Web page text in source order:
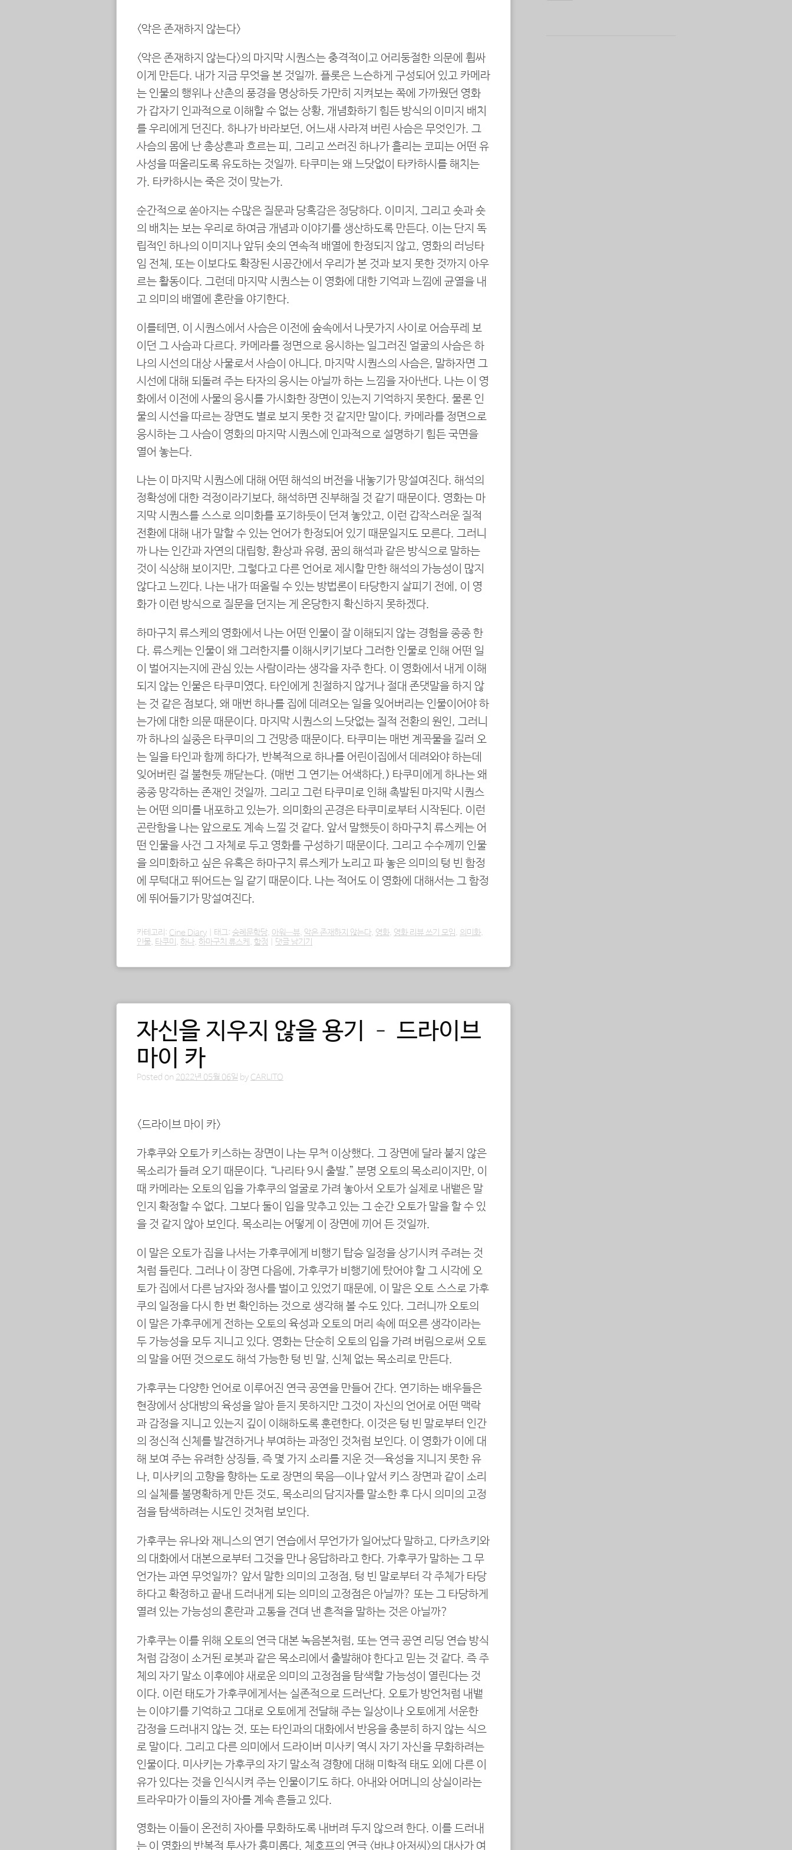
<악은 존재하지 않는다>
<악은 존재하지 않는다>의 마지막 시퀀스는 충격적이고 어리둥절한 의문에 휩싸
이게 만든다. 내가 지금 무엇을 본 것일까. 플롯은 느슨하게 구성되어 있고 카메라
는 인물의 행위나 산촌의 풍경을 명상하듯 가만히 지켜보는 쪽에 가까웠던 영화
가 갑자기 인과적으로 이해할 수 없는 상황, 개념화하기 힘든 방식의 이미지 배치
를 우리에게 던진다. 하나가 바라보던, 어느새 사라져 버린 사슴은 무엇인가. 그
사슴의 몸에 난 총상흔과 흐르는 피, 그리고 쓰러진 하나가 흘리는 코피는 어떤 유
사성을 떠올리도록 유도하는 것일까. 타쿠미는 왜 느닷없이 타카하시를 해치는
가. 타카하시는 죽은 것이 맞는가.
순간적으로 쏟아지는 수많은 질문과 당혹감은 정당하다. 이미지, 그리고 숏과 숏
의 배치는 보는 우리로 하여금 개념과 이야기를 생산하도록 만든다. 이는 단지 독
립적인 하나의 이미지나 앞뒤 숏의 연속적 배열에 한정되지 않고, 영화의 러닝타
임 전체, 또는 이보다도 확장된 시공간에서 우리가 본 것과 보지 못한 것까지 아우
르는 활동이다. 그런데 마지막 시퀀스는 이 영화에 대한 기억과 느낌에 균열을 내
고 의미의 배열에 혼란을 야기한다.
이를테면, 이 시퀀스에서 사슴은 이전에 숲속에서 나뭇가지 사이로 어슴푸레 보
이던 그 사슴과 다르다. 카메라를 정면으로 응시하는 일그러진 얼굴의 사슴은 하
나의 시선의 대상 사물로서 사슴이 아니다. 마지막 시퀀스의 사슴은, 말하자면 그
시선에 대해 되돌려 주는 타자의 응시는 아닐까 하는 느낌을 자아낸다. 나는 이 영
화에서 이전에 사물의 응시를 가시화한 장면이 있는지 기억하지 못한다. 물론 인
물의 시선을 따르는 장면도 별로 보지 못한 것 같지만 말이다. 카메라를 정면으로
응시하는 그 사슴이 영화의 마지막 시퀀스에 인과적으로 설명하기 힘든 국면을
열어 놓는다.
나는 이 마지막 시퀀스에 대해 어떤 해석의 버전을 내놓기가 망설여진다. 해석의
정확성에 대한 걱정이라기보다, 해석하면 진부해질 것 같기 때문이다. 영화는 마
지막 시퀀스를 스스로 의미화를 포기하듯이 던져 놓았고, 이런 갑작스러운 질적
전환에 대해 내가 말할 수 있는 언어가 한정되어 있기 때문일지도 모른다. 그러니
까 나는 인간과 자연의 대립항, 환상과 유령, 꿈의 해석과 같은 방식으로 말하는
것이 식상해 보이지만, 그렇다고 다른 언어로 제시할 만한 해석의 가능성이 많지
않다고 느낀다. 나는 내가 떠올릴 수 있는 방법론이 타당한지 살피기 전에, 이 영
화가 이런 방식으로 질문을 던지는 게 온당한지 확신하지 못하겠다.
하마구치 류스케의 영화에서 나는 어떤 인물이 잘 이해되지 않는 경험을 종종 한
다. 류스케는 인물이 왜 그러한지를 이해시키기보다 그러한 인물로 인해 어떤 일
이 벌어지는지에 관심 있는 사람이라는 생각을 자주 한다. 이 영화에서 내게 이해
되지 않는 인물은 타쿠미였다. 타인에게 친절하지 않거나 절대 존댓말을 하지 않
는 것 같은 점보다, 왜 매번 하나를 집에 데려오는 일을 잊어버리는 인물이어야 하
는가에 대한 의문 때문이다. 마지막 시퀀스의 느닷없는 질적 전환의 원인, 그러니
까 하나의 실종은 타쿠미의 그 건망증 때문이다. 타쿠미는 매번 계곡물을 길러 오
는 일을 타인과 함께 하다가, 반복적으로 하나를 어린이집에서 데려와야 하는데
잊어버린 걸 불현듯 깨닫는다. (매번 그 연기는 어색하다.) 타쿠미에게 하나는 왜
종종 망각하는 존재인 것일까. 그리고 그런 타쿠미로 인해 촉발된 마지막 시퀀스
는 어떤 의미를 내포하고 있는가. 의미화의 곤경은 타쿠미로부터 시작된다. 이런
곤란함을 나는 앞으로도 계속 느낄 것 같다. 앞서 말했듯이 하마구치 류스케는 어
떤 인물을 사건 그 자체로 두고 영화를 구성하기 때문이다. 그리고 수수께끼 인물
을 의미화하고 싶은 유혹은 하마구치 류스케가 노리고 파 놓은 의미의 텅 빈 함정
에 무턱대고 뛰어드는 일 같기 때문이다. 나는 적어도 이 영화에 대해서는 그 함정
에 뛰어들기가 망설여진다.
카테고리: Cine Diary 태그: 숭례문학당, 아워—뷰, 악은 존재하지 않는다, 영화, 영화 리뷰 쓰기 모임, 의미화,
인물, 타쿠미 , 하나, 하마구치 류스케 , 함정 댓글 남기기
자신을 지우지 않을 용기 – 드라이브
마이 카
Posted on 2022년 05월 06일 by CARLITO
<드라이브 마이 카>
가후쿠와 오토가 키스하는 장면이 나는 무척 이상했다. 그 장면에 달라 붙지 않은
목소리가 들려 오기 때문이다. “나리타 9시 출발.” 분명 오토의 목소리이지만, 이
때 카메라는 오토의 입을 가후쿠의 얼굴로 가려 놓아서 오토가 실제로 내뱉은 말
인지 확정할 수 없다. 그보다 둘이 입을 맞추고 있는 그 순간 오토가 말을 할 수 있
을 것 같지 않아 보인다. 목소리는 어떻게 이 장면에 끼어 든 것일까.
이 말은 오토가 집을 나서는 가후쿠에게 비행기 탑승 일정을 상기시켜 주려는 것
처럼 들린다. 그러나 이 장면 다음에, 가후쿠가 비행기에 탔어야 할 그 시각에 오
토가 집에서 다른 남자와 정사를 벌이고 있었기 때문에, 이 말은 오토 스스로 가후
쿠의 일정을 다시 한 번 확인하는 것으로 생각해 볼 수도 있다. 그러니까 오토의
이 말은 가후쿠에게 전하는 오토의 육성과 오토의 머리 속에 떠오른 생각이라는
두 가능성을 모두 지니고 있다. 영화는 단순히 오토의 입을 가려 버림으로써 오토
의 말을 어떤 것으로도 해석 가능한 텅 빈 말, 신체 없는 목소리로 만든다.
가후쿠는 다양한 언어로 이루어진 연극 공연을 만들어 간다. 연기하는 배우들은
현장에서 상대방의 육성을 알아 듣지 못하지만 그것이 자신의 언어로 어떤 맥락
과 감정을 지니고 있는지 깊이 이해하도록 훈련한다. 이것은 텅 빈 말로부터 인간
의 정신적 신체를 발견하거나 부여하는 과정인 것처럼 보인다. 이 영화가 이에 대
해 보여 주는 유려한 상징들, 즉 몇 가지 소리를 지운 것—육성을 지니지 못한 유
나, 미사키의 고향을 향하는 도로 장면의 묵음—이나 앞서 키스 장면과 같이 소리
의 실체를 불명확하게 만든 것도, 목소리의 담지자를 말소한 후 다시 의미의 고정
점을 탐색하려는 시도인 것처럼 보인다.
가후쿠는 유나와 재니스의 연기 연습에서 무언가가 일어났다 말하고, 다카츠키와
의 대화에서 대본으로부터 그것을 만나 응답하라고 한다. 가후쿠가 말하는 그 무
언가는 과연 무엇일까? 앞서 말한 의미의 고정점, 텅 빈 말로부터 각 주체가 타당
하다고 확정하고 끝내 드러내게 되는 의미의 고정점은 아닐까? 또는 그 타당하게
열려 있는 가능성의 혼란과 고통을 견뎌 낸 흔적을 말하는 것은 아닐까?
가후쿠는 이를 위해 오토의 연극 대본 녹음본처럼, 또는 연극 공연 리딩 연습 방식
처럼 감정이 소거된 로봇과 같은 목소리에서 출발해야 한다고 믿는 것 같다. 즉 주
체의 자기 말소 이후에야 새로운 의미의 고정점을 탐색할 가능성이 열린다는 것
이다. 이런 태도가 가후쿠에게서는 실존적으로 드러난다. 오토가 방언처럼 내뱉
는 이야기를 기억하고 그대로 오토에게 전달해 주는 일상이나 오토에게 서운한
감정을 드러내지 않는 것, 또는 타인과의 대화에서 반응을 충분히 하지 않는 식으
로 말이다. 그리고 다른 의미에서 드라이버 미사키 역시 자기 자신을 무화하려는
인물이다. 미사키는 가후쿠의 자기 말소적 경향에 대해 미학적 태도 외에 다른 이
유가 있다는 것을 인식시켜 주는 인물이기도 하다. 아내와 어머니의 상실이라는
트라우마가 이들의 자아를 계속 흔들고 있다.
영화는 이들이 온전히 자아를 무화하도록 내버려 두지 않으려 한다. 이를 드러내
는 이 영화의 반복적 투사가 흥미롭다. 체호프의 연극 <바냐 아저씨>의 대사가 여